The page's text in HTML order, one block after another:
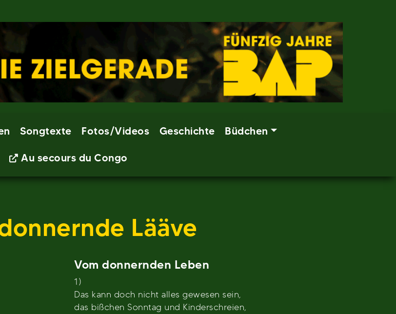
Songtexte Fotos/Videos Geschichte Büdchen
Au secours du Congo
Lääve
Vom donnernden Leben
1)
Das kann doch nicht alles gewesen sein,
das bißchen Sonntag und Kinderschreien,